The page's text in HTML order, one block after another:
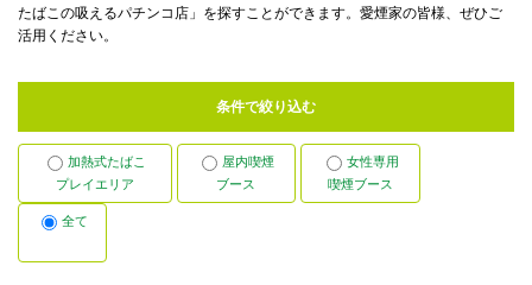
たばこの吸えるパチンコ店」を探すことができます。愛煙家の皆様、ぜひご
活用ください。
条件で絞り込む
加熱式たばこ
プレイエリア
屋内喫煙
ブース
女性専用
喫煙ブース
全て